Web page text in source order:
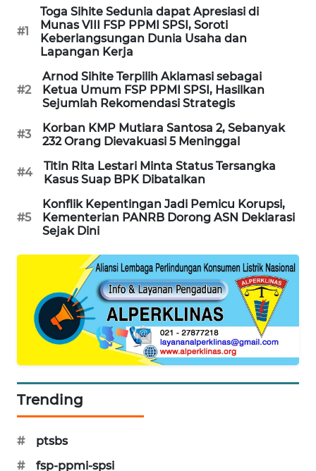
#1
Toga Sihite Sedunia dapat Apresiasi di
Munas VIII FSP PPMI SPSI, Soroti
Keberlangsungan Dunia Usaha dan
Lapangan Kerja
#2
Arnod Sihite Terpilih Aklamasi sebagai
Ketua Umum FSP PPMI SPSI, Hasilkan
Sejumlah Rekomendasi Strategis
#3
Korban KMP Mutiara Santosa 2, Sebanyak
232 Orang Dievakuasi 5 Meninggal
#4
Titin Rita Lestari Minta Status Tersangka
Kasus Suap BPK Dibatalkan
#5
Konflik Kepentingan Jadi Pemicu Korupsi,
Kementerian PANRB Dorong ASN Deklarasi
Sejak Dini
Trending
#
ptsbs
#
fsp-ppmi-spsi
NEWS
METRO
JAKARTA
NEWS
KRT
NEWS
KARING
NEWS
JURNAL
MARITIM
GARONGGANG
NEWS
ID
NEWS